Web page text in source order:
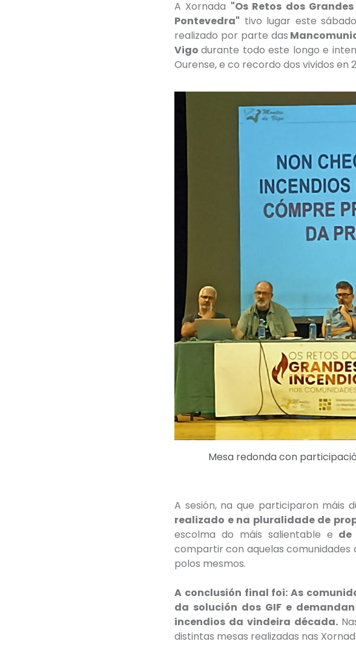
A Xornada "Os Retos dos
Pontevedra" tivo lugar este
realizado por parte das
Vigodurante todo este longo e
Ourense, e co recordo dos vividos en
Mesa redonda con
A sesión, na que participaron máis
realizado e na pluralidade de
escolma do máis salientable e de
compartir con aquelas comunidades
polos mesmos.
A conclusión final foi: As
da solución dos GIF e
incendios da vindeira década.
distintas mesas realizadas nas